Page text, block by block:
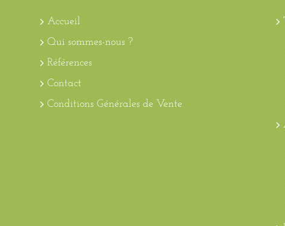
Accueil
Qui sommes-nous ?
Références
Contact
Conditions Générales de Vente